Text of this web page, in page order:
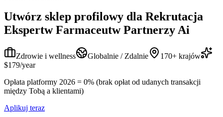
Utwórz sklep profilowy dla Rekrutacja
Ekspertw Farmaceutw Partnerzy Ai
Zdrowie i wellness Globalnie / Zdalnie
170+ krajów
$179/year
Opłata platformy 2026 = 0% (brak opłat od udanych transakcji
między Tobą a klientami)
Aplikuj teraz